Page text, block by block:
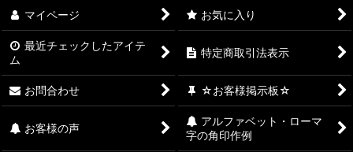
マイページ お気に入り
最近チェックしたアイテ
ム
特定商取引法表示
お問合わせ ☆お客様掲示板☆
お客様の声
アルファベット・ローマ
字の角印作例